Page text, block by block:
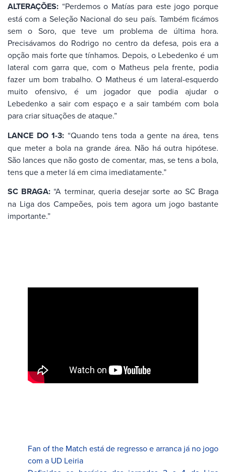
ALTERAÇÕES: “Perdemos o Matías para este jogo porque
está com a Seleção Nacional do seu país. Também ficámos
sem o Soro, que teve um problema de última hora.
Precisávamos do Rodrigo no centro da defesa, pois era a
opção mais forte que tínhamos. Depois, o Lebedenko é um
lateral com garra que, com o Matheus pela frente, podia
fazer um bom trabalho. O Matheus é um lateral-esquerdo
muito ofensivo, é um jogador que podia ajudar o
Lebedenko a sair com espaço e a sair também com bola
para criar situações de ataque.”
LANCE DO 1-3: “Quando tens toda a gente na área, tens
que meter a bola na grande área. Não há outra hipótese.
São lances que não gosto de comentar, mas, se tens a bola,
tens que a meter lá em cima imediatamente.”
SC BRAGA: “A terminar, queria desejar sorte ao SC Braga
na Liga dos Campeões, pois tem agora um jogo bastante
importante.”
Fan of the Match está de regresso e arranca já no jogo
com a UD Leiria